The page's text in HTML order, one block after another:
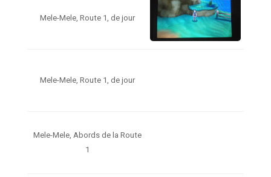
Mele-Mele, Route 1, de jour
Mele-Mele, Route 1, de jour
Mele-Mele, Abords de la Route
1